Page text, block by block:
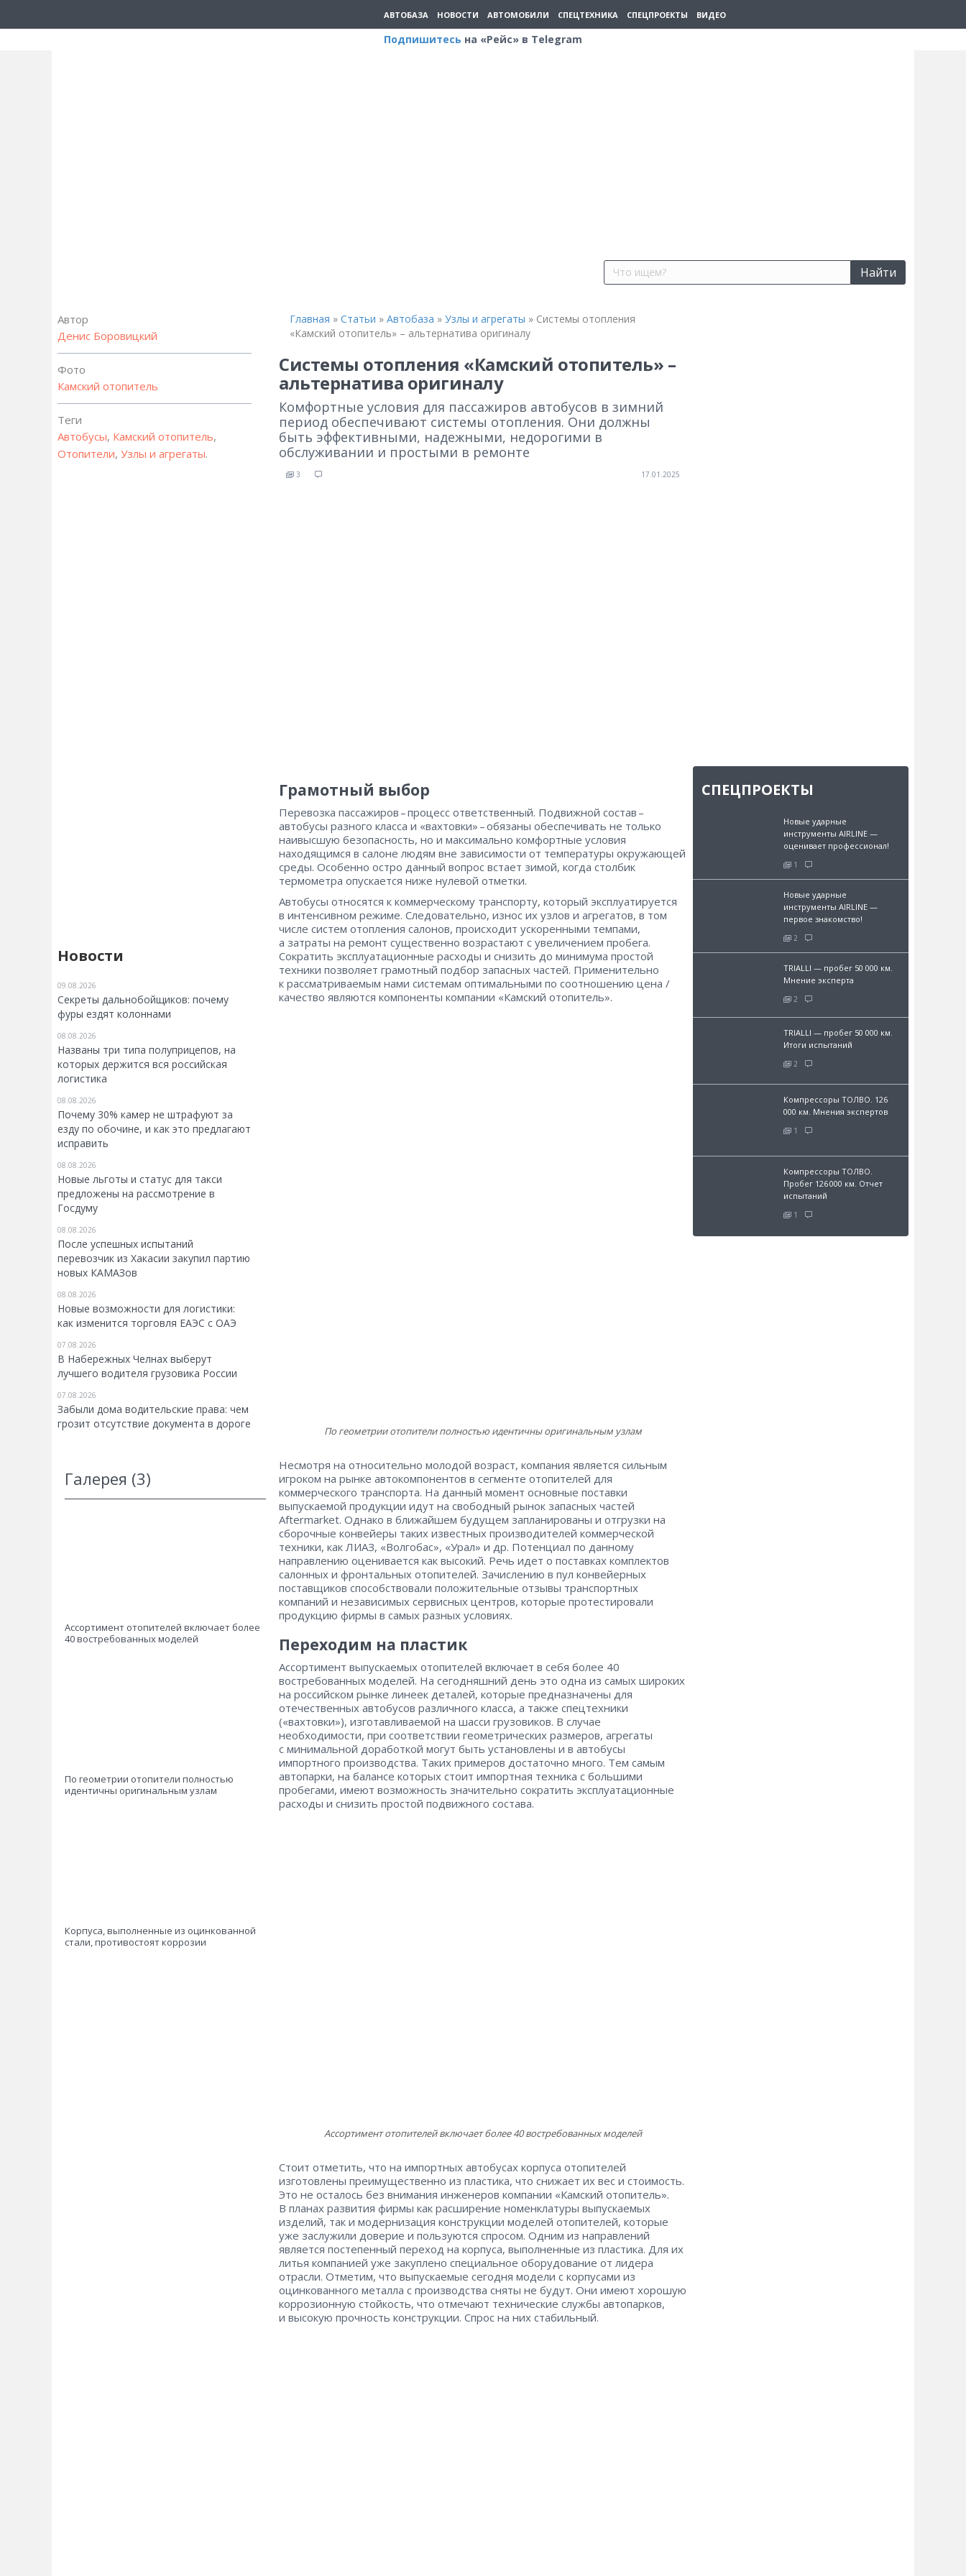
АВТОБАЗА НОВОСТИ АВТОМОБИЛИ СПЕЦТЕХНИКА СПЕЦПРОЕКТЫ ВИДЕО
Подпишитесь на «Рейс» в Telegram
Найти
Автор
Денис Боровицкий
Фото
Камский отопитель
Теги
Автобусы, Камский отопитель,
Отопители, Узлы и агрегаты.
Новости
09.08.2026
Секреты дальнобойщиков: почему
фуры ездят колоннами
08.08.2026
Названы три типа полуприцепов, на
которых держится вся российская
логистика
08.08.2026
Почему 30% камер не штрафуют за
езду по обочине, и как это предлагают
исправить
08.08.2026
Новые льготы и статус для такси
предложены на рассмотрение в
Госдуму
08.08.2026
После успешных испытаний
перевозчик из Хакасии закупил партию
новых КАМАЗов
08.08.2026
Новые возможности для логистики:
как изменится торговля ЕАЭС с ОАЭ
07.08.2026
В Набережных Челнах выберут
лучшего водителя грузовика России
07.08.2026
Забыли дома водительские права: чем
грозит отсутствие документа в дороге
Галерея (3)
Ассортимент отопителей включает более
40 востребованных моделей
По геометрии отопители полностью
идентичны оригинальным узлам
Корпуса, выполненные из оцинкованной
стали, противостоят коррозии
Главная » Статьи » Автобаза » Узлы и агрегаты » Системы отопления
«Камский отопитель» – альтернатива оригиналу
Системы отопления «Камский отопитель» –
альтернатива оригиналу
Комфортные условия для пассажиров автобусов в зимний
период обеспечивают системы отопления. Они должны
быть эффективными, надежными, недорогими в
обслуживании и простыми в ремонте
3 17.01.2025
Грамотный выбор
Перевозка пассажиров – ​процесс ответственный. Подвижной состав – ​
автобусы разного класса и «вахтовки» – ​обязаны обеспечивать не только
наивысшую безопасность, но и максимально комфортные условия
находящимся в салоне людям вне зависимости от температуры окружающей
среды. Особенно остро данный вопрос встает зимой, когда столбик
термометра опускается ниже нулевой отметки.
Автобусы относятся к коммерческому транспорту, который эксплуатируется
в интенсивном режиме. Следовательно, износ их узлов и агрегатов, в том
числе систем отопления салонов, происходит ускоренными темпами,
а затраты на ремонт существенно возрастают с увеличением пробега.
Сократить эксплуатационные расходы и снизить до минимума простой
техники позволяет грамотный подбор запасных частей. Применительно
к рассматриваемым нами системам оптимальными по соотношению цена /
качество являются компоненты компании «Камский отопитель».
По геометрии отопители полностью идентичны оригинальным узлам
Несмотря на относительно молодой возраст, компания является сильным
игроком на рынке автокомпонентов в сегменте отопителей для
коммерческого транспорта. На данный момент основные поставки
выпускаемой продукции идут на свободный рынок запасных частей
Aftermarket. Однако в ближайшем будущем запланированы и отгрузки на
сборочные конвейеры таких известных производителей коммерческой
техники, как ЛИАЗ, «Волгобас», «Урал» и др. Потенциал по данному
направлению оценивается как высокий. Речь идет о поставках комплектов
салонных и фронтальных отопителей. Зачислению в пул конвейерных
поставщиков способствовали положительные отзывы транспортных
компаний и независимых сервисных центров, которые протестировали
продукцию фирмы в самых разных условиях.
Переходим на пластик
Ассортимент выпускаемых отопителей включает в себя более 40
востребованных моделей. На сегодняшний день это одна из самых широких
на российском рынке линеек деталей, которые предназначены для
отечественных автобусов различного класса, а также спецтехники
(«вахтовки»), изготавливаемой на шасси грузовиков. В случае
необходимости, при соответствии геометрических размеров, агрегаты
с минимальной доработкой могут быть установлены и в автобусы
импортного производства. Таких примеров достаточно много. Тем самым
автопарки, на балансе которых стоит импортная техника с большими
пробегами, имеют возможность значительно сократить эксплуатационные
расходы и снизить простой подвижного состава.
Ассортимент отопителей включает более 40 востребованных моделей
Стоит отметить, что на импортных автобусах корпуса отопителей
изготовлены преимущественно из пластика, что снижает их вес и стоимость.
Это не осталось без внимания инженеров компании «Камский отопитель».
В планах развития фирмы как расширение номенклатуры выпускаемых
изделий, так и модернизация конструкции моделей отопителей, которые
уже заслужили доверие и пользуются спросом. Одним из направлений
является постепенный переход на корпуса, выполненные из пластика. Для их
литья компанией уже закуплено специальное оборудование от лидера
отрасли. Отметим, что выпускаемые сегодня модели с корпусами из
оцинкованного металла с производства сняты не будут. Они имеют хорошую
коррозионную стойкость, что отмечают технические службы автопарков,
и высокую прочность конструкции. Спрос на них стабильный.
СПЕЦПРОЕКТЫ
Новые ударные
инструменты AIRLINE —
оценивает профессионал!
1
Новые ударные
инструменты AIRLINE —
первое знакомство!
2
TRIALLI — пробег 50 000 км.
Мнение эксперта
2
TRIALLI — пробег 50 000 км.
Итоги испытаний
2
Компрессоры ТОЛВО. 126
000 км. Мнения экспертов
1
Компрессоры ТОЛВО.
Пробег 126 000 км. Отчет
испытаний
1